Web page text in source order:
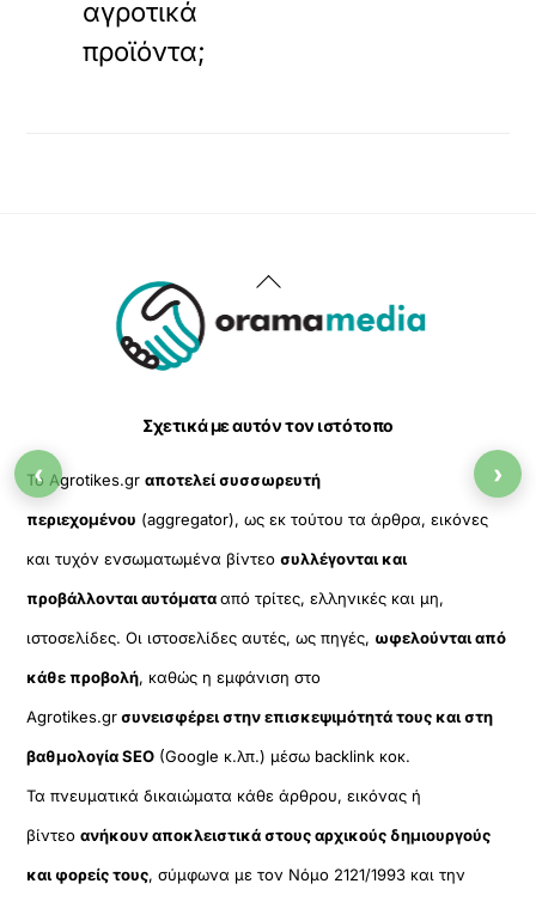
αγροτικά
προϊόντα;
Back
To
Σχετικά με αυτόν τον ιστότοπο
Το Agrotikes.grαποτελεί συσσωρευτή
περιεχομένου (aggregator), ως εκ τούτου τα άρθρα, εικόνες
και τυχόν ενσωματωμένα βίντεοσυλλέγονται και
προβάλλονται αυτόματααπό τρίτες, ελληνικές και μη,
ιστοσελίδες. Οι ιστοσελίδες αυτές, ως πηγές, ωφελούνται από
κάθε προβολή, καθώς η εμφάνιση στο
Agrotikes.grσυνεισφέρει στην επισκεψιμότητά τους και στη
βαθμολογία SEO (Google κ.λπ.) μέσω backlink κοκ.
Τα πνευματικά δικαιώματα κάθε άρθρου, εικόνας ή
βίντεοανήκουν αποκλειστικά στους αρχικούς δημιουργούς
και φορείς τους, σύμφωνα με τον Νόμο 2121/1993 και την
‹ ›